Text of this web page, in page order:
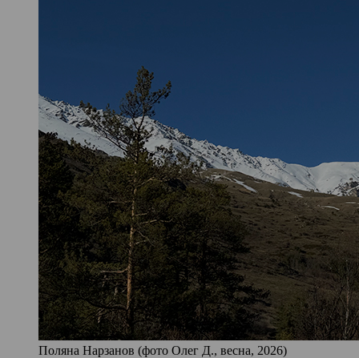
Поляна Нарзанов (фото Олег Д., весна, 2026)